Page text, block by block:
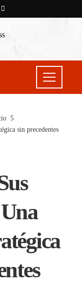
sin precedentes